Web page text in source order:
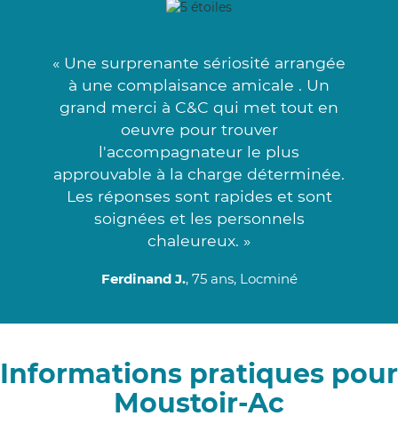
« Une surprenante sériosité arrangée
à une complaisance amicale . Un
grand merci à C&C qui met tout en
oeuvre pour trouver
l'accompagnateur le plus
approuvable à la charge déterminée.
Les réponses sont rapides et sont
soignées et les personnels
chaleureux. »
Ferdinand J., 75 ans, Locminé
Informations pratiques pour
Moustoir-Ac